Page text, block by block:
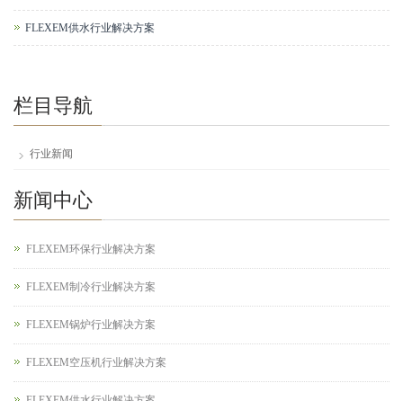
FLEXEM供水行业解决方案
栏目导航
行业新闻
新闻中心
FLEXEM环保行业解决方案
FLEXEM制冷行业解决方案
FLEXEM锅炉行业解决方案
FLEXEM空压机行业解决方案